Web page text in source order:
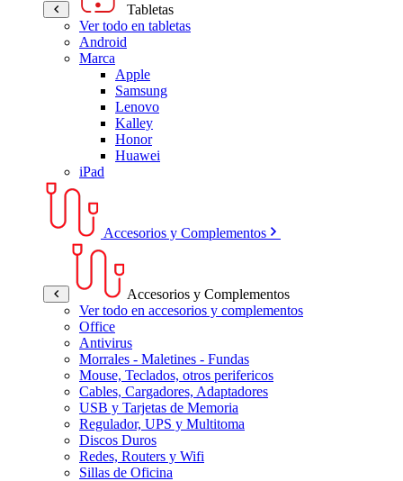
Tabletas
Ver todo en tabletas
Android
Marca
Apple
Samsung
Lenovo
Kalley
Honor
Huawei
iPad
Accesorios y Complementos
Accesorios y Complementos
Ver todo en accesorios y complementos
Office
Antivirus
Morrales - Maletines - Fundas
Mouse, Teclados, otros perifericos
Cables, Cargadores, Adaptadores
USB y Tarjetas de Memoria
Regulador, UPS y Multitoma
Discos Duros
Redes, Routers y Wifi
Sillas de Oficina